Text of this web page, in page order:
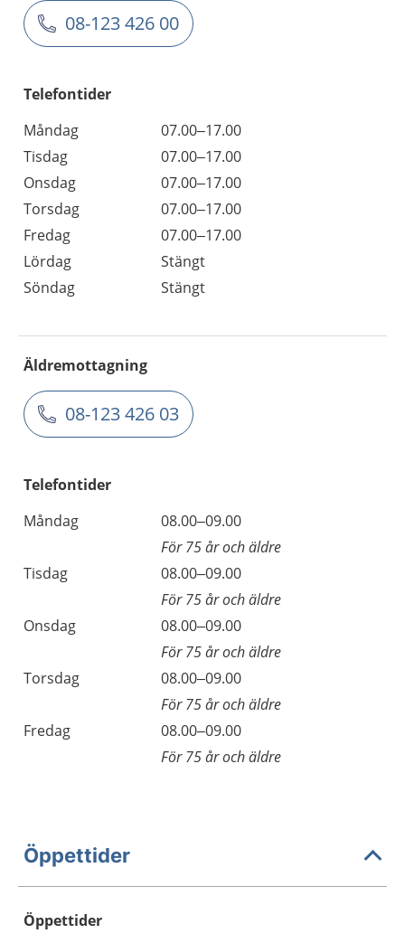
08-123 426 00
Telefontider
Måndag
07.00–17.00
Tisdag
07.00–17.00
Onsdag
07.00–17.00
Torsdag
07.00–17.00
Fredag
07.00–17.00
Lördag
Stängt
Söndag
Stängt
Äldremottagning
08-123 426 03
Telefontider
Måndag
08.00–09.00
För 75 år och äldre
Tisdag
08.00–09.00
För 75 år och äldre
Onsdag
08.00–09.00
För 75 år och äldre
Torsdag
08.00–09.00
För 75 år och äldre
Fredag
08.00–09.00
För 75 år och äldre
Öppettider
Öppettider